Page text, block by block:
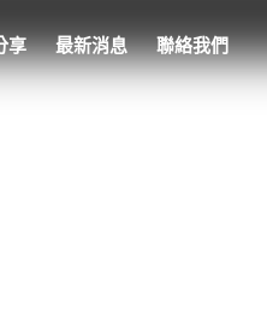
享 最新消息 聯絡我們